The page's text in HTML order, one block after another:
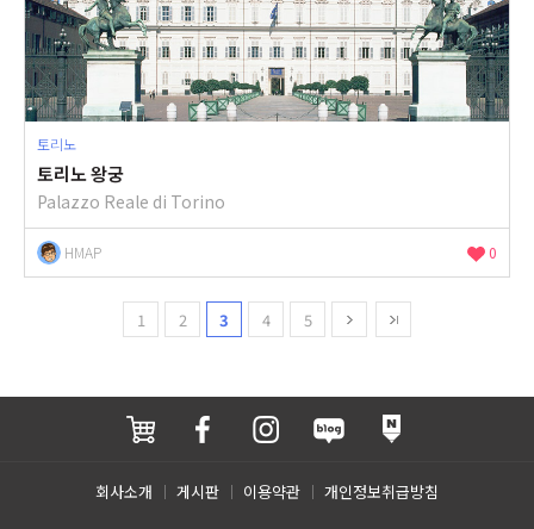
토리노
토리노 왕궁
Palazzo Reale di Torino
HMAP 0
1 2 3 4 5
회사소개 게시판 이용약관 개인정보취급방침